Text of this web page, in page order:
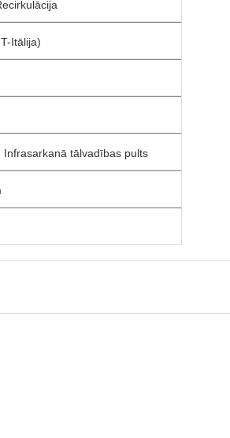
Itālija)
Infrasarkanā tālvadības pults